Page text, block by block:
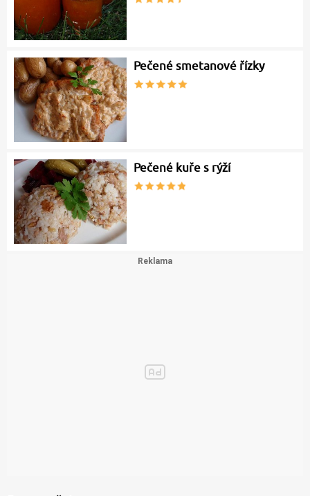
Pečené smetanové řízky
Pečené kuře s rýží